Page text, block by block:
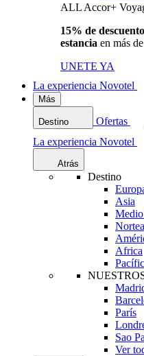
ALL Accor+
15% de
estancia en más
UNETE YA
La experiencia Novotel
Más
Destino Ofertas
La experiencia Novotel
Atrás
Destino
Asia
Africa
París
Sao
Ver